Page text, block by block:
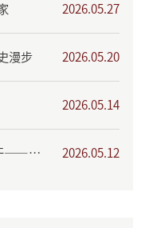
2026.05.27
漫步 2026.05.20
2026.05.14
立党为公 为民造福 科学决策 真抓实干——树立和践行正确政绩观学习教育专题展 2026.05.12